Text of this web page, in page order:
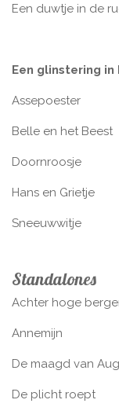
Een duwtje in de
Een glinstering
Assepoester
Belle en het Beest
Doornroosje
Hans en Grietje
Sneeuwwitje
Standalones
Achter hoge
Annemijn
De maagd van
De plicht roept